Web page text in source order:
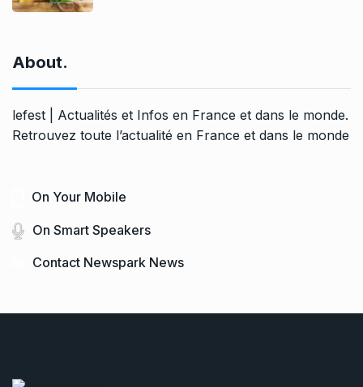
About.
lefest | Actualités et Infos en France et dans le monde.
Retrouvez toute l’actualité en France et dans le monde
On Your Mobile
On Smart Speakers
Contact Newspark News